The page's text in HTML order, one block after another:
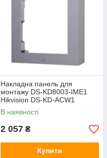
Накладна панель для
монтажу DS-KD8003-IME1
Hikvision DS-KD-ACW1
В наявності
2 057 ₴
Купити